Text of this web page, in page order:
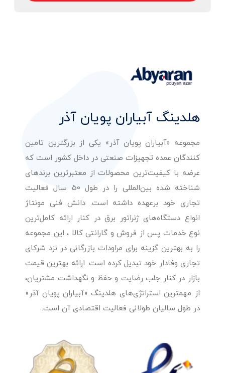
هلدینگ آبیاران پویان آذر
مجموعه «آبیاران پویان آذر» یکی از بزرگترین تامین
کنندگان عمده تجهیزات صنعتی در داخل کشور است که
عرضه با کیفیت‌ترین محصولات از معتبرترین برندهای
شناخته شده بین‌المللی را در طول 50 سال فعالیت
تجاری خود برعهده داشته است. دانش فنی مونتاژ
انواع دستگاه‌های ژنراتور برق در کنار ارائه کامل‌ترین
نوع خدمات پس از فروش و گارانتی کالا ، این مجموعه
را به بهترین گزینه برای مراودات بازرگانی در نزد شرکای
تجاری وفادار خود تبدیل کرده است. ارائه بهترین قیمت
بازار در کنار جلب رضایت و حفظ و نگهداشت مشتریان،
از مهمترین استراتژی‌های هلدینگ «آبیاران پویان آذر»
در طول سالیان طولانی فعالیت اقتصادی آن است.